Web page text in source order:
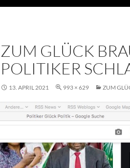
ZUM GLÜCK
POLITIKER
13. APRIL 2021 993 × 629 ZUM